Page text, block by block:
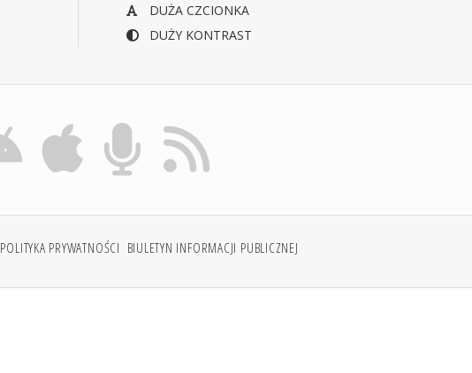
DUŻA CZCIONKA
DUŻY KONTRAST
POLITYKA PRYWATNOŚCI BIULETYN INFORMACJI PUBLICZNEJ